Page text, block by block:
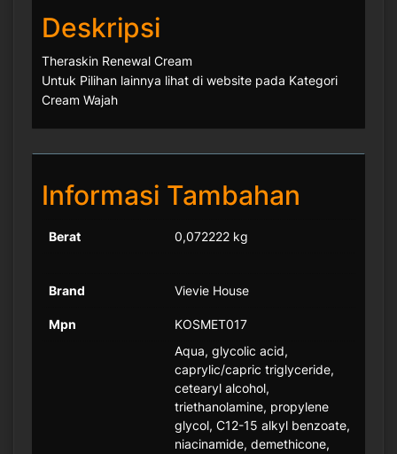
Deskripsi
Theraskin Renewal Cream
Untuk Pilihan lainnya lihat di website pada Kategori
Cream Wajah
Informasi Tambahan
Berat 0,072222 kg
Brand Vievie House
Mpn KOSMET017
Aqua, glycolic acid,
caprylic/capric triglyceride,
cetearyl alcohol,
triethanolamine, propylene
glycol, C12-15 alkyl benzoate,
niacinamide, demethicone,